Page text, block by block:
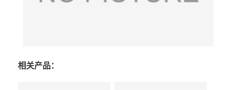
相关产品：